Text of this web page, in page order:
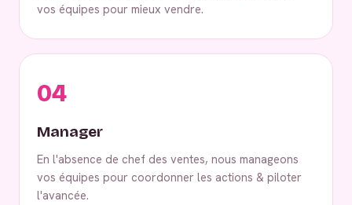
vos équipes pour mieux vendre.
04
Manager
En l'absence de chef des ventes, nous manageons
vos équipes pour coordonner les actions & piloter
l'avancée.